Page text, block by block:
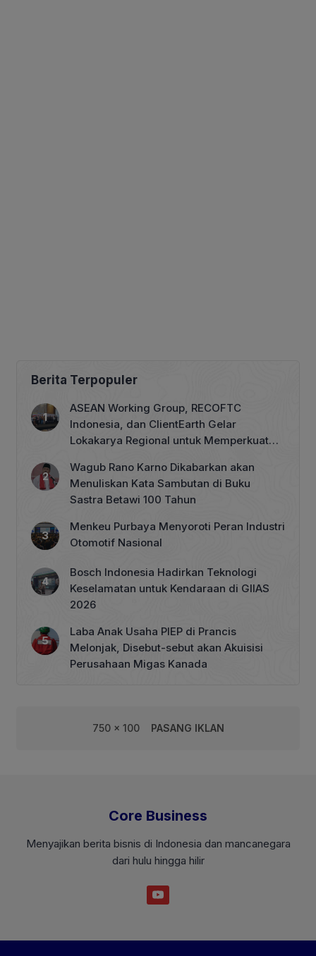
Berita Terpopuler
ASEAN Working Group, RECOFTC
Indonesia, dan ClientEarth Gelar
Lokakarya Regional untuk Memperkuat
Wagub Rano Karno Dikabarkan akan
Menuliskan Kata Sambutan di Buku
Sastra Betawi 100 Tahun
Menkeu Purbaya Menyoroti Peran Industri
Otomotif Nasional
Bosch Indonesia Hadirkan Teknologi
Keselamatan untuk Kendaraan di GIIAS
2026
Laba Anak Usaha PIEP di Prancis
Melonjak, Disebut-sebut akan Akuisisi
Perusahaan Migas Kanada
750 x 100 PASANG IKLAN
Core Business
Menyajikan berita bisnis di Indonesia dan mancanegara
dari hulu hingga hilir